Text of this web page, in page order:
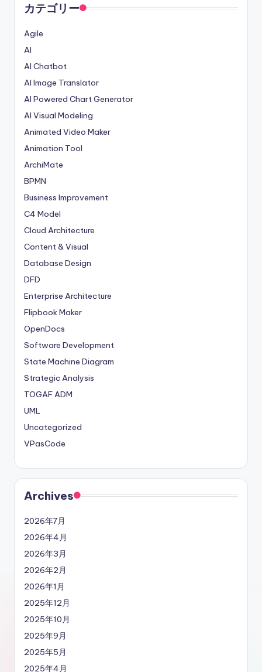
カテゴリー
Agile
AI
AI Chatbot
AI Image Translator
AI Powered Chart Generator
AI Visual Modeling
Animated Video Maker
Animation Tool
ArchiMate
BPMN
Business Improvement
C4 Model
Cloud Architecture
Content & Visual
Database Design
DFD
Enterprise Architecture
Flipbook Maker
OpenDocs
Software Development
State Machine Diagram
Strategic Analysis
TOGAF ADM
UML
Uncategorized
VPasCode
Archives
2026年7月
2026年4月
2026年3月
2026年2月
2026年1月
2025年12月
2025年10月
2025年9月
2025年5月
2025年4月